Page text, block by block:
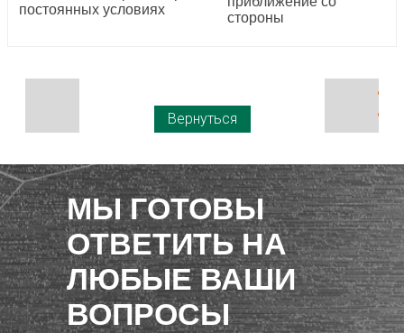
постоянных условиях
стороны
Вернуться
МЫ ГОТОВЫ
ОТВЕТИТЬ НА
ЛЮБЫЕ ВАШИ
ВОПРОСЫ